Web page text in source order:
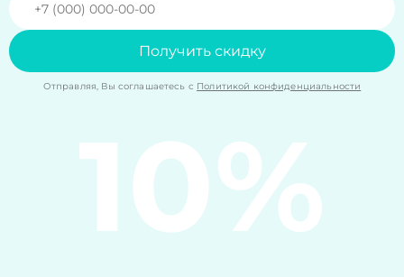
Получить скидку
Отправляя, Вы соглашаетесь с Политикой конфиденциальности
10%